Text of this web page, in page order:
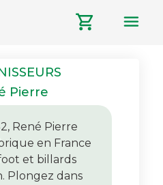
shopping_cart menu
Pierre
René Pierre
en France
et billards
Plongez dans